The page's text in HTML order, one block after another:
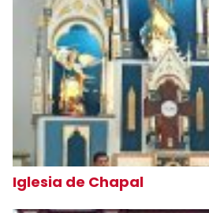
Iglesia de Chapal